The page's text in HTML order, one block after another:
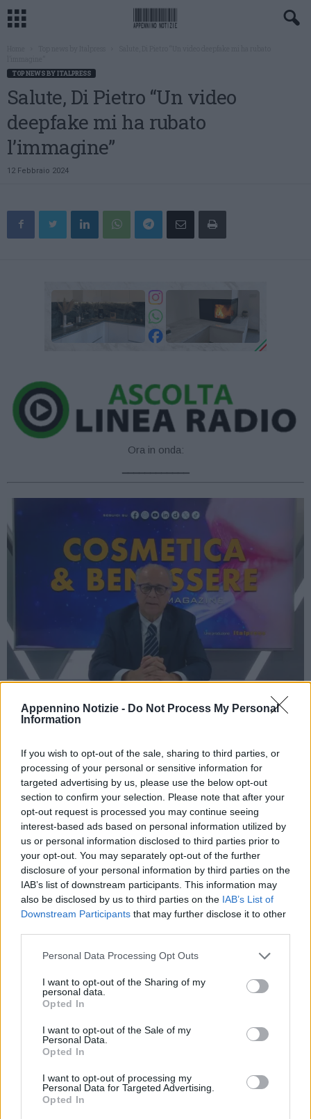
Appennino Notizie - Do Not Process My Personal
Information
If you wish to opt-out of the sale, sharing to third parties, or
processing of your personal or sensitive information for
targeted advertising by us, please use the below opt-out
section to confirm your selection. Please note that after your
opt-out request is processed you may continue seeing
interest-based ads based on personal information utilized by
us or personal information disclosed to third parties prior to
your opt-out. You may separately opt-out of the further
disclosure of your personal information by third parties on the
IAB’s list of downstream participants. This information may
also be disclosed by us to third parties on the IAB’s List of
Downstream Participants that may further disclose it to other
Personal Data Processing Opt Outs
I want to opt-out of the Sharing of my
personal data.
Opted In
I want to opt-out of the Sale of my
Personal Data.
Opted In
I want to opt-out of processing my
Personal Data for Targeted Advertising.
Opted In
TOP NEWS BY ITALPRESS
Salute, Di Pietro “Un video
deepfake mi ha rubato
l’immagine”
12 Febbraio 2024
Ora in onda:
deepfake, un video falso, in cui appare la mia immagine e la mia
voce per suggerire l’acquisto di un “nuovo” farmaco per
combattere le infezioni fungine delle unghie. Questo video è
completamente falso, è stato costruito rubando la mia immagine
e la mia voce con l’intelligenza artificiale”. Lo denuncia Antonino
Di Pietro, direttore dell’Istituto Dermoclinico Vita Cutis di Milano e
conduttore di “Cosmetica & Benessere”, format tv dell’agenzia di
stampa Italpress.
“Io ho denunciato naturalmente subito alla polizia postale quanto
è avvenuto e ho allertato i miei avvocati. Credo che una
Di Pietro -, non so neppure se esiste e non ho mai curato anche
la persona che parla di questa sua malattia dicendo che io l’ho
“E’ una situazione estremamente pericolosa perchè lede la mia
immagine, la mia credibilità, ma pericolosa anche per la salute dei
pazienti e per la sicurezza informatica. Vorrei che questa
situazione fosse da monito per le istituzioni affinchè possano